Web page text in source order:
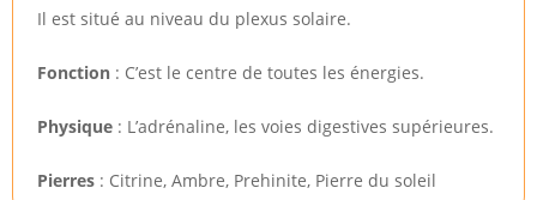
Il est situé au niveau du plexus solaire.
Fonction : C’est le centre de toutes les énergies.
Physique : L’adrénaline, les voies digestives supérieures.
Pierres : Citrine, Ambre, Prehinite, Pierre du soleil